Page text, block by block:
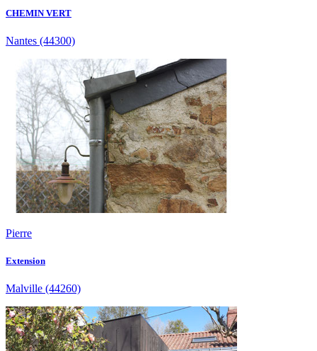
CHEMIN VERT
Nantes (44300)
Pierre
Extension
Malville (44260)